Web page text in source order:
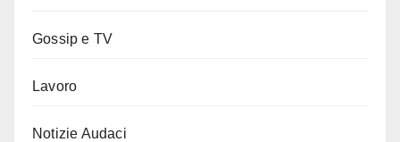
Gossip e TV
Lavoro
Notizie Audaci